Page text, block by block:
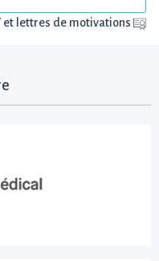
et lettres de motivations